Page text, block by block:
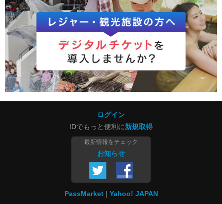
ログイン
IDでもっと便利に新規取得
最新情報をチェック
お知らせ
PassMarket Yahoo! JAPAN